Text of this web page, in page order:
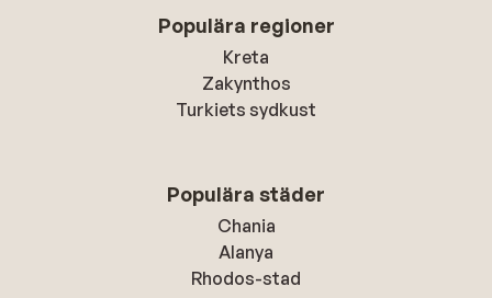
Populära regioner
Kreta
Zakynthos
Turkiets sydkust
Populära städer
Chania
Alanya
Rhodos-stad